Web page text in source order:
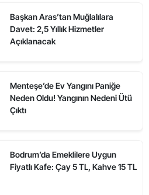
Başkan Aras’tan Muğlalılara
Davet: 2,5 Yıllık Hizmetler
Açıklanacak
Menteşe’de Ev Yangını Paniğe
Neden Oldu! Yangının Nedeni Ütü
Çıktı
Bodrum’da Emeklilere Uygun
Fiyatlı Kafe: Çay 5 TL, Kahve 15 TL